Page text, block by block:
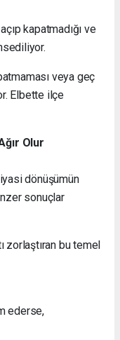
kapatmadığı ve
veya geç
Elbette ilçe
Olur
dönüşümün
sonuçlar
zorlaştıran bu temel
ederse,